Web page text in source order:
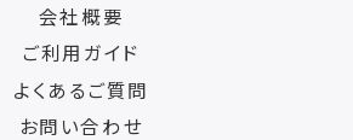
会社概要
ご利用ガイド
よくあるご質問
お問い合わせ